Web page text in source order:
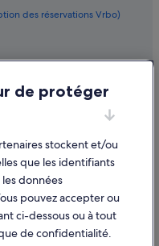
des réservations Vrbo)
contenus
de protéger
stockent et/ou
que les identifiants
données
pouvez accepter ou
ci-dessous ou à tout
de confidentialité.